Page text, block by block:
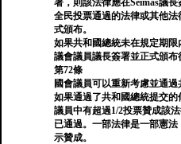
署，則該法律應在Seimas議長
全民投票通過的法律或其他
式頒布。
如果共和國總統未在規定期
議會議員議長簽署並正式頒布
第72條
國會議員可以重新考慮並通過
如果通過了共和國總統提交的
議員中有超過1/2投票贊成該
已通過。一部法律是一部憲法
示贊成。